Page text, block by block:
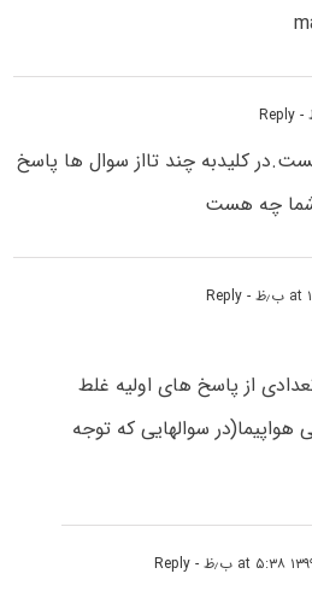
- Reply
کلیدبه چند تااز سوال ها پاسخ
شما چه هست
- Reply
از پاسخ های اولیه غلط
سوالهایی که توجه
- Reply